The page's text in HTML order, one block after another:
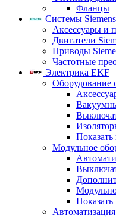
Фланцы
Системы Siemens
Аксессуары и
Двигатели
Приводы
Частотные
Электрика EKF
Оборудование
Показать
Модульное
Показать